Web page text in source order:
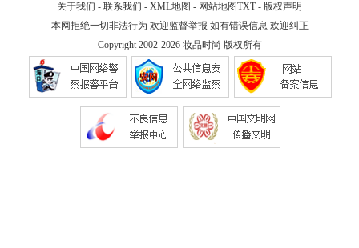
关于我们 - 联系我们 - XML地图 - 网站地图TXT- 版权声明
本网拒绝一切非法行为 欢迎监督举报 如有错误信息 欢迎纠正
Copyright 2002-2026 妆品时尚 版权所有